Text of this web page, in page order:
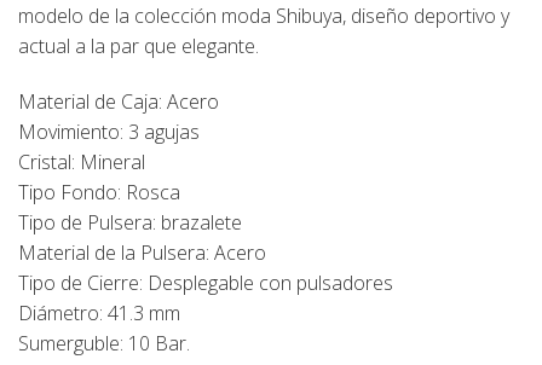
modelo de la colección moda Shibuya, diseño deportivo y
actual a la par que elegante.
Material de Caja: Acero
Movimiento: 3 agujas
Cristal: Mineral
Tipo Fondo: Rosca
Tipo de Pulsera: brazalete
Material de la Pulsera: Acero
Tipo de Cierre: Desplegable con pulsadores
Diámetro: 41.3 mm
Sumerguble: 10 Bar.